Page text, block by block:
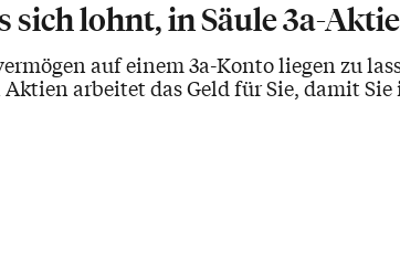
sich lohnt, in Säule 3a-
auf einem 3a-Konto liegen zu
arbeitet das Geld für Sie, damit